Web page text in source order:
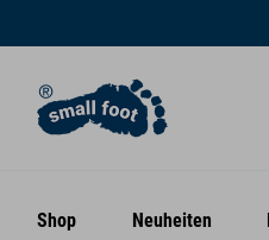
Shop Neuheiten